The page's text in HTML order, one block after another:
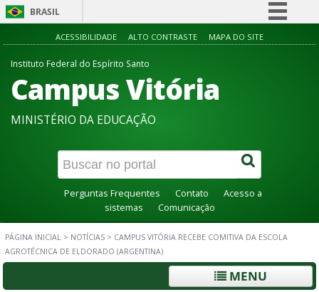
BRASIL
Simplifique!
Acesso à informação
Canais
ACESSIBILIDADE ALTO CONTRASTE MAPA DO SITE
Instituto Federal do Espírito Santo
Campus Vitória
MINISTÉRIO DA EDUCAÇÃO
Perguntas Frequentes Contato
Acesso a
sistemas
Comunicação
PÁGINA INICIAL > NOTÍCIAS > CAMPUS VITÓRIA RECEBE COMITIVA DA ESCOLA
AGROTÉCNICA DE ELDORADO (ARGENTINA)
MENU